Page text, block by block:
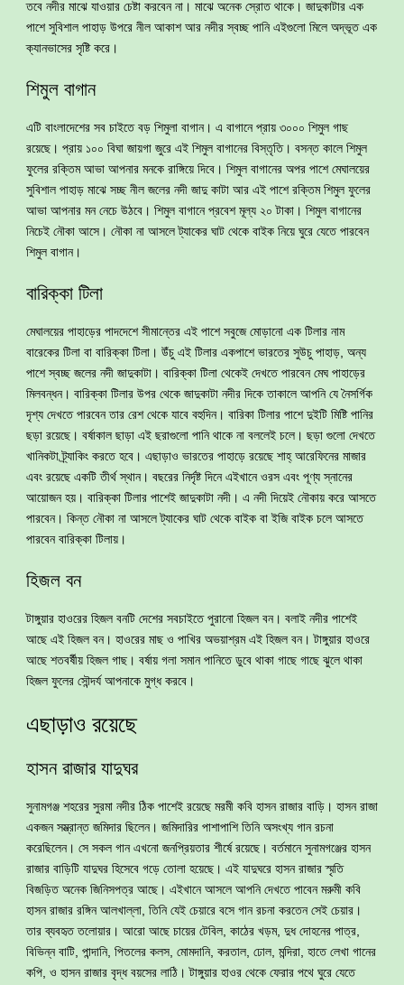
তবে নদীর মাঝে যাওয়ার চেষ্টা করবেন না। মাঝে অনেক স্রোত থাকে। জাদুকাটার এক
পাশে সুবিশাল পাহাড় উপরে নীল আকাশ আর নদীর স্বচ্ছ পানি এইগুলো মিলে অদ্ভূত এক
ক্যানভাসের সৃষ্টি করে।
শিমুল বাগান
এটি বাংলাদেশের সব চাইতে বড় শিমুলা বাগান। এ বাগানে প্রায় ৩০০০ শিমুল গাছ
রয়েছে। প্রায় ১০০ বিঘা জায়গা জুরে এই শিমুল বাগানের বিস্তৃতি। বসন্ত কালে শিমুল
ফুলের রক্তিম আভা আপনার মনকে রাঙ্গিয়ে দিবে। শিমুল বাগানের অপর পাশে মেঘালয়ের
সুবিশাল পাহাড় মাঝে সচ্ছ নীল জলের নদী জাদু কাটা আর এই পাশে রক্তিম শিমুল ফুলের
আভা আপনার মন নেচে উঠবে। শিমুল বাগানে প্রবেশ মূল্য ২০ টাকা। শিমুল বাগানের
নিচেই নৌকা আসে। নৌকা না আসলে ট্যাকের ঘাট থেকে বাইক নিয়ে ঘুরে যেতে পারবেন
শিমুল বাগান।
বারিক্কা টিলা
মেঘালয়ের পাহাড়ের পাদদেশে সীমান্তের এই পাশে সবুজে মোড়ানো এক টিলার নাম
বারেকের টিলা বা বারিক্কা টিলা। উঁচু এই টিলার একপাশে ভারতের সুউচু পাহাড়, অন্য
পাশে স্বচ্ছ জলের নদী জাদুকাটা। বারিক্কা টিলা থেকেই দেখতে পারবেন মেঘ পাহাড়ের
মিলবন্ধন। বারিক্কা টিলার উপর থেকে জাদুকাটা নদীর দিকে তাকালে আপনি যে নৈসর্গিক
দৃশ্য দেখতে পারবেন তার রেশ থেকে যাবে বহুদিন। বারিকা টিলার পাশে দুইটি মিষ্টি পানির
ছড়া রয়েছে। বর্ষাকাল ছাড়া এই ছরাগুলো পানি থাকে না বললেই চলে। ছড়া গুলো দেখতে
খানিকটা ট্র্যাকিং করতে হবে। এছাড়াও ভারতের পাহাড়ে রয়েছে শাহ্ আরেফিনের মাজার
এবং রয়েছে একটি তীর্থ স্থান। বছরের নির্দৃষ্ট দিনে এইখানে ওরস এবং পূণ্য স্নানের
আয়োজন হয়। বারিক্কা টিলার পাশেই জাদুকাটা নদী। এ নদী দিয়েই নৌকায় করে আসতে
পারবেন। কিন্ত নৌকা না আসলে ট্যাকের ঘাট থেকে বাইক বা ইজি বাইক চলে আসতে
পারবেন বারিক্কা টিলায়।
হিজল বন
টাঙ্গুয়ার হাওরের হিজল বনটি দেশের সবচাইতে পুরানো হিজল বন। বলাই নদীর পাশেই
আছে এই হিজল বন। হাওরের মাছ ও পাখির অভয়াশ্রম এই হিজল বন। টাঙ্গুয়ার হাওরে
আছে শতবর্ষীয় হিজল গাছ। বর্ষায় গলা সমান পানিতে ডুবে থাকা গাছে গাছে ঝুলে থাকা
হিজল ফুলের সৌন্দর্য আপনাকে মুগ্ধ করবে।
এছাড়াও রয়েছে
হাসন রাজার যাদুঘর
সুনামগঞ্জ শহরের সুরমা নদীর ঠিক পাশেই রয়েছে মরমী কবি হাসন রাজার বাড়ি। হাসন রাজা
একজন সম্ভ্রান্ত জমিদার ছিলেন। জমিদারির পাশাপাশি তিনি অসংখ্য গান রচনা
করেছিলেন। সে সকল গান এখনো জনপ্রিয়তার শীর্ষে রয়েছে। বর্তমানে সুনামগঞ্জের হাসন
রাজার বাড়িটি যাদুঘর হিসেবে গড়ে তোলা হয়েছে। এই যাদুঘরে হাসন রাজার স্মৃতি
বিজড়িত অনেক জিনিসপত্র আছে। এইখানে আসলে আপনি দেখতে পাবেন মরুমী কবি
হাসন রাজার রঙ্গিন আলখাল্লা, তিনি যেই চেয়ারে বসে গান রচনা করতেন সেই চেয়ার।
তার ব্যবহৃত তলোয়ার। আরো আছে চায়ের টেবিল, কাঠের খড়ম, দুধ দোহনের পাত্র,
বিভিন্ন বাটি, পান্দানি, পিতলের কলস, মোমদানি, করতাল, ঢোল, মন্দিরা, হাতে লেখা গানের
কপি, ও হাসন রাজার বৃদ্ধ বয়সের লাঠি। টাঙ্গুয়ার হাওর থেকে ফেরার পথে ঘুরে যেতে